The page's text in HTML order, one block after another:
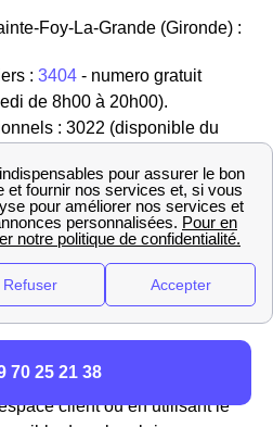
Foy-La-Grande (Gironde) :
: 3404 - numero gratuit
de 8h00 à 20h00).
: 3022 (disponible du
toute question relative à
les heures creuses en
de votre contrat de
Grande, ou pour des
vos factures.
à Sainte-Foy-La-Grande
client ou en utilisant le
70 25 21 38